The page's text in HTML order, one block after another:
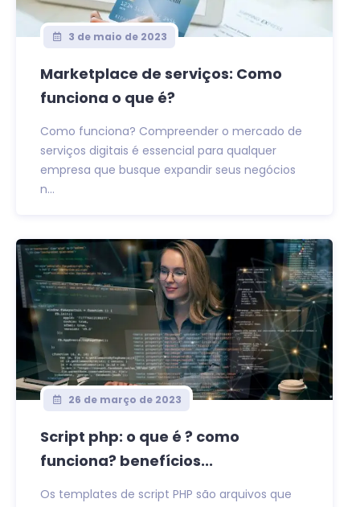
3 de maio de 2023
Marketplace de serviços: Como
funciona o que é?
Como funciona? Compreender o mercado de
serviços digitais é essencial para qualquer
empresa que busque expandir seus negócios
n...
26 de março de 2023
Script php: o que é ? como
funciona? benefícios...
Os templates de script PHP são arquivos que